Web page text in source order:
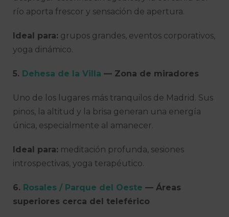
río aporta frescor y sensación de apertura.
Ideal para: grupos grandes, eventos corporativos,
yoga dinámico.
5. Dehesa de la Villa — Zona de miradores
Uno de los lugares más tranquilos de Madrid. Sus
pinos, la altitud y la brisa generan una energía
única, especialmente al amanecer.
Ideal para: meditación profunda, sesiones
introspectivas, yoga terapéutico.
6. Rosales / Parque del Oeste — Áreas
superiores cerca del teleférico